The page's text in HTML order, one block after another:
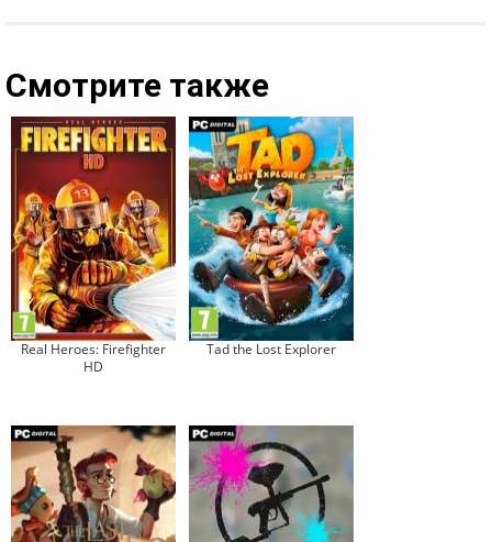
Смотрите также
Real Heroes: Firefighter
HD
Tad the Lost Explorer